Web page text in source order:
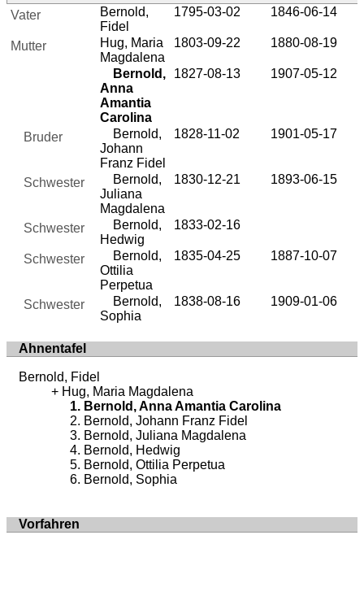
Vater
Bernold,
Fidel
1795-03-02 1846-06-14
Mutter
Hug, Maria
Magdalena
1803-09-22 1880-08-19
Bernold,
Anna
Amantia
Carolina
1827-08-13 1907-05-12
Bruder
Bernold,
Johann
Franz Fidel
1828-11-02 1901-05-17
Schwester
Bernold,
Juliana
Magdalena
1830-12-21 1893-06-15
Schwester
Bernold,
Hedwig
1833-02-16
Schwester
Bernold,
Ottilia
Perpetua
1835-04-25 1887-10-07
Schwester
Bernold,
Sophia
1838-08-16 1909-01-06
Ahnentafel
Bernold, Fidel
Hug, Maria Magdalena
Bernold, Anna Amantia Carolina
Bernold, Johann Franz Fidel
Bernold, Juliana Magdalena
Bernold, Hedwig
Bernold, Ottilia Perpetua
Bernold, Sophia
Vorfahren